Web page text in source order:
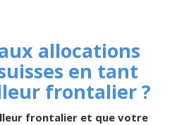
allocations
en tant
frontalier ?
frontalier et que votre